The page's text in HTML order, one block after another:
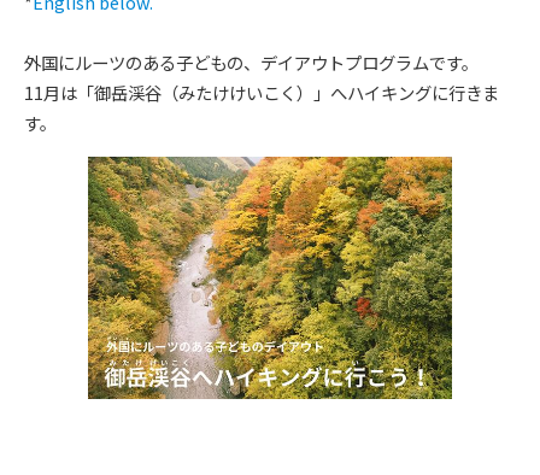
外国にルーツのある子どもの、デイアウトプログラムです。
11月は「御岳渓谷（みたけけいこく）」へハイキングに行きま
す。